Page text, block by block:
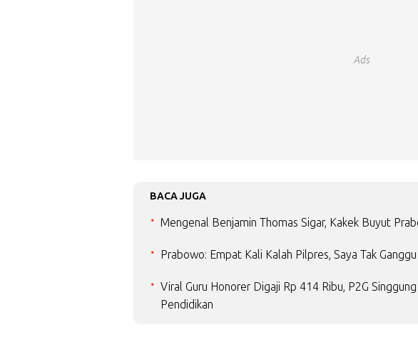
Ads
BACA JUGA
Mengenal Benjamin Thomas Sigar, Kakek Buyut
Prabowo: Empat Kali Kalah Pilpres, Saya Tak
Viral Guru Honorer Digaji Rp 414 Ribu, P2G
Pendidikan